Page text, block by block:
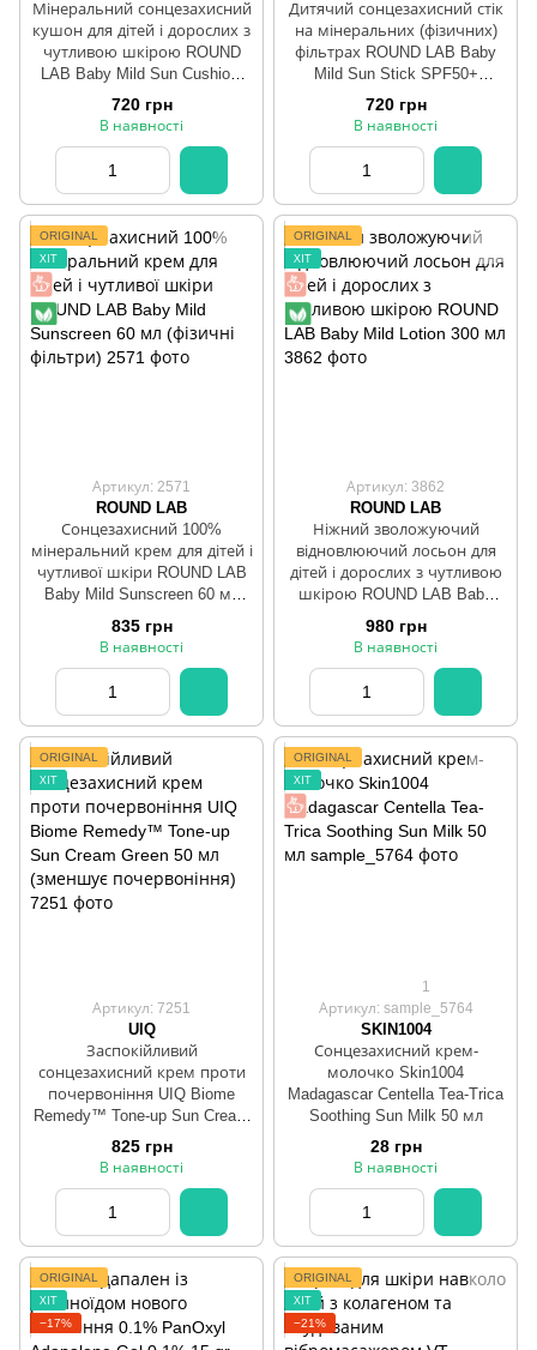
Мінеральний сонцезахисний
кушон для дітей і дорослих з
чутливою шкірою ROUND
LAB Baby Mild Sun Cushion,
16 g
720 грн
В наявності
Дитячий сонцезахисний стік
на мінеральних (фізичних)
фільтрах ROUND LAB Baby
Mild Sun Stick SPF50+
PA++++, 21 г
720 грн
В наявності
ORIGINAL
ХІТ
Артикул: 2571
ROUND LAB
Сонцезахисний 100%
мінеральний крем для дітей і
чутливої шкіри ROUND LAB
Baby Mild Sunscreen 60 мл
(фізичні фільтри)
835 грн
В наявності
ORIGINAL
ХІТ
Артикул: 3862
ROUND LAB
Ніжний зволожуючий
відновлюючий лосьон для
дітей і дорослих з чутливою
шкірою ROUND LAB Baby
Mild Lotion 300 мл
980 грн
В наявності
ORIGINAL
ХІТ
Артикул: 7251
UIQ
Заспокійливий
сонцезахисний крем проти
почервоніння UIQ Biome
Remedy™ Tone-up Sun Cream
Green 50 мл (зменшує
почервоніння)
825 грн
В наявності
ORIGINAL
ХІТ
1
Артикул: sample_5764
SKIN1004
Сонцезахисний крем-
молочко Skin1004
Madagascar Centella Tea-Trica
Soothing Sun Milk 50 мл
28 грн
В наявності
ORIGINAL
ХІТ
−17%
ORIGINAL
ХІТ
−21%